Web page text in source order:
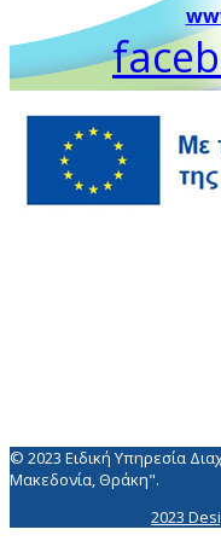
© 2023 Ειδική Υπηρεσία
Μακεδονία, Θράκη".
2023